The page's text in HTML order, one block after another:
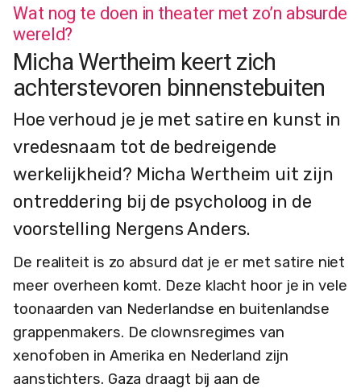
Wat nog te doen in theater met zo’n absurde
wereld?
Micha Wertheim keert zich
achterstevoren binnenstebuiten
Hoe verhoud je je met satire en kunst in
vredesnaam tot de bedreigende
werkelijkheid? Micha Wertheim uit zijn
ontreddering bij de psycholoog in de
voorstelling Nergens Anders.
De realiteit is zo absurd dat je er met satire niet
meer overheen komt. Deze klacht hoor je in vele
toonaarden van Nederlandse en buitenlandse
grappenmakers. De clownsregimes van
xenofoben in Amerika en Nederland zijn
aanstichters. Gaza draagt bij aan de